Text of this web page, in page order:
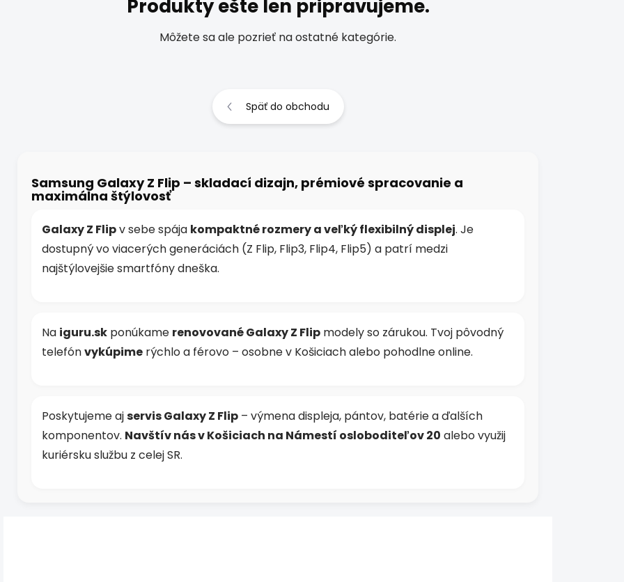
Produkty ešte len pripravujeme.
Môžete sa ale pozrieť na ostatné kategórie.
Späť do obchodu
Samsung Galaxy Z Flip – skladací dizajn, prémiové spracovanie a
maximálna štýlovosť
Galaxy Z Flipv sebe spája kompaktné rozmery a veľký flexibilný displej. Je
dostupný vo viacerých generáciách (Z Flip, Flip3, Flip4, Flip5) a patrí medzi
najštýlovejšie smartfóny dneška.
Na iguru.sk ponúkame renovované Galaxy Z Flip modely so zárukou. Tvoj pôvodný
telefónvykúpime rýchlo a férovo – osobne v Košiciach alebo pohodlne online.
Poskytujeme ajservis Galaxy Z Flip – výmena displeja, pántov, batérie a ďalších
komponentov. Navštív nás v Košiciach na Námestí osloboditeľov 20 alebo využij
kuriérsku službu z celej SR.